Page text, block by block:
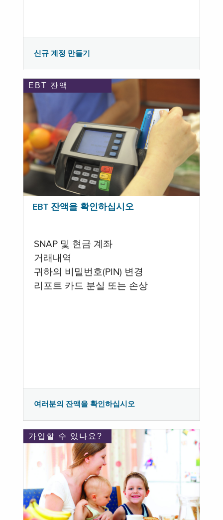
신규 계정 만들기
EBT 잔액
EBT 잔액을 확인하십시오
SNAP 및 현금 계좌
거래내역
귀하의 비밀번호(PIN) 변경
리포트 카드 분실 또는 손상
여러분의 잔액을 확인하십시오
가입할 수 있나요?